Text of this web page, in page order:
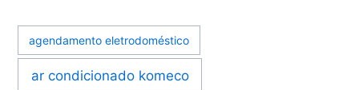
agendamento eletrodoméstico
ar condicionado komeco